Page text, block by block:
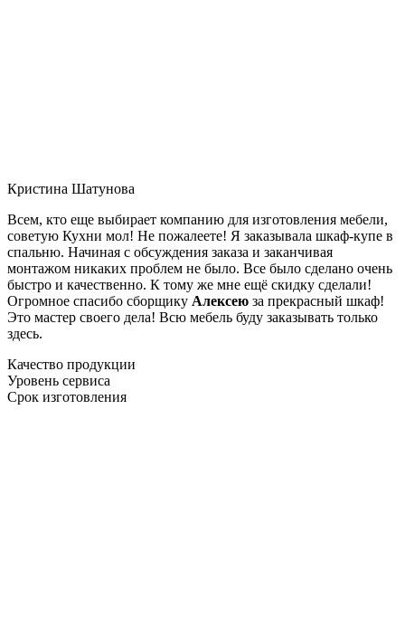
Кристина Шатунова
Всем, кто еще выбирает компанию для изготовления мебели,
советую Кухни мол! Не пожалеете! Я заказывала шкаф-купе в
спальню. Начиная с обсуждения заказа и заканчивая
монтажом никаких проблем не было. Все было сделано очень
быстро и качественно. К тому же мне ещё скидку сделали!
Огромное спасибо сборщику Алексею за прекрасный шкаф!
Это мастер своего дела! Всю мебель буду заказывать только
здесь.
Качество продукции
Уровень сервиса
Срок изготовления